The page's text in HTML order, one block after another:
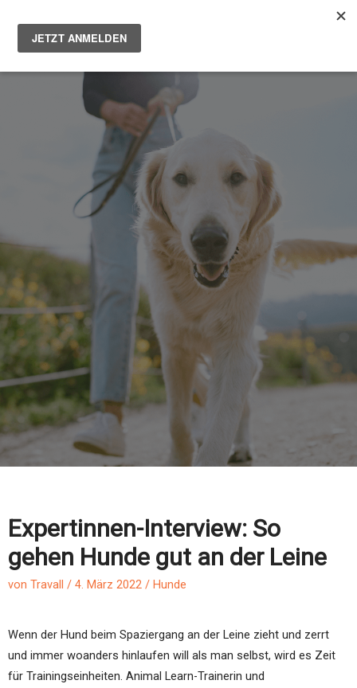
Main
Expertinnen-Interview: So
gehen Hunde gut an der Leine
von Travall / 4. März 2022 / Hunde
Wenn der Hund beim Spaziergang an der Leine zieht und zerrt
und immer woanders hinlaufen will als man selbst, wird es Zeit
für Trainingseinheiten. Animal Learn-Trainerin und